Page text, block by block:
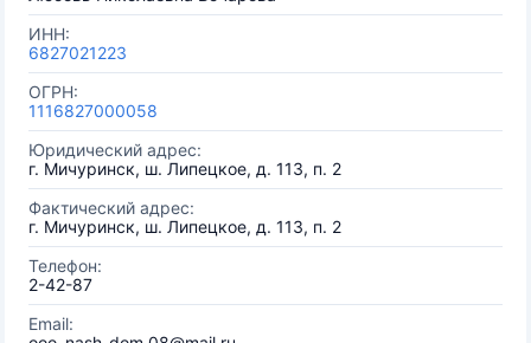
ИНН:
6827021223
ОГРН:
1116827000058
Юридический адрес:
г. Мичуринск, ш. Липецкое, д. 113, п. 2
Фактический адрес:
г. Мичуринск, ш. Липецкое, д. 113, п. 2
Телефон:
2-42-87
Email: